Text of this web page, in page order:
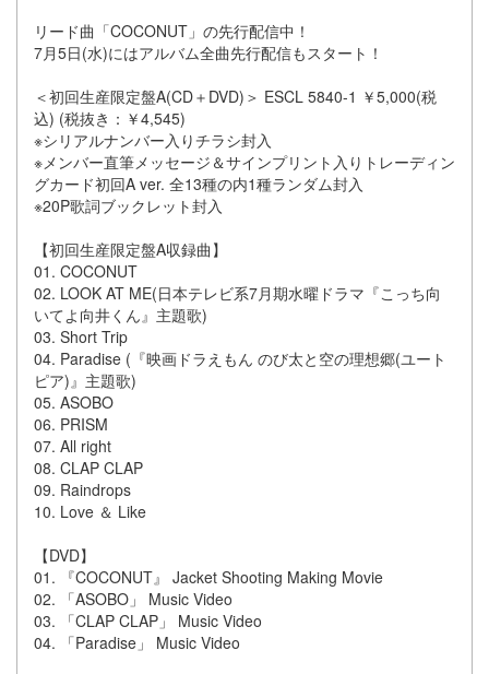
リード曲「COCONUT」の先行配信中！
7月5日(水)にはアルバム全曲先行配信もスタート！
＜初回生産限定盤A(CD＋DVD)＞ ESCL 5840-1 ￥5,000(税
込) (税抜き：￥4,545)
※シリアルナンバー入りチラシ封入
※メンバー直筆メッセージ＆サインプリント入りトレーディン
グカード初回A ver. 全13種の内1種ランダム封入
※20P歌詞ブックレット封入
【初回生産限定盤A収録曲】
01. COCONUT
02. LOOK AT ME(日本テレビ系7月期水曜ドラマ『こっち向
いてよ向井くん』主題歌)
03. Short Trip
04. Paradise (『映画ドラえもん のび太と空の理想郷(ユート
ピア)』主題歌)
05. ASOBO
06. PRISM
07. All right
08. CLAP CLAP
09. Raindrops
10. Love ＆ Like
【DVD】
01. 『COCONUT』 Jacket Shooting Making Movie
02. 「ASOBO」 Music Video
03. 「CLAP CLAP」 Music Video
04. 「Paradise」 Music Video